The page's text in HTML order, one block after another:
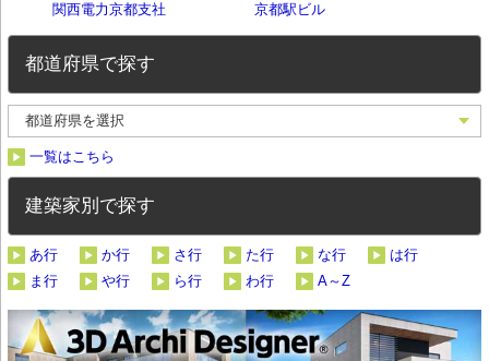
関西電力京都支社 京都駅ビル
都道府県で探す
一覧はこちら
建築家別で探す
あ行 か行 さ行 た行 な行
は行
ま行
や行 ら行 わ行 A～Z